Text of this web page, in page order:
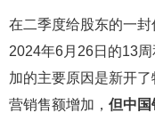
在二季度给股东的一
2024年6月26日的13
加的主要原因是新开
营销售额增加， 但中国